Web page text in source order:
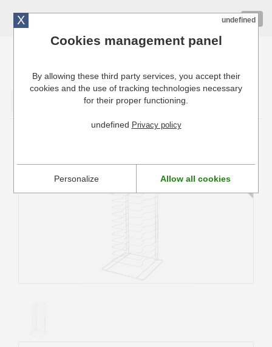
Cuisinresto: Ustensiles de cuisine pour professionnels
X undefined
Cookies management panel
By allowing these third party services, you accept their
cookies and the use of tracking technologies necessary
for their proper functioning.
undefined Privacy policy
Personalize Allow all cookies